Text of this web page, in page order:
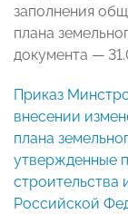
заполнения
плана
документа —
Приказ
внесении
плана
утвержденные
строительства
Российской